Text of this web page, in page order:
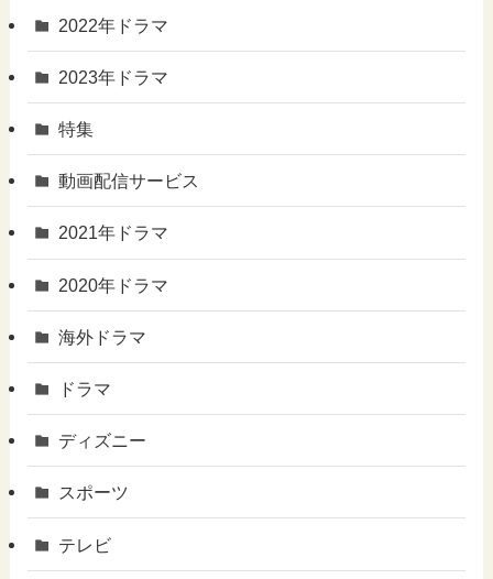
2022年ドラマ
2023年ドラマ
特集
動画配信サービス
2021年ドラマ
2020年ドラマ
海外ドラマ
ドラマ
ディズニー
スポーツ
テレビ